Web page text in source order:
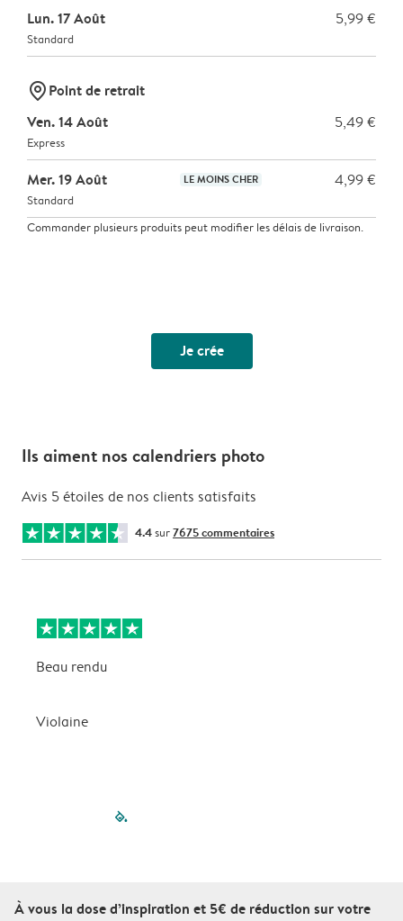
Lun. 17 Août 5,99 €
Standard
marker-pinPoint de retrait
Ven. 14 Août
5,49 €
Express
Mer. 19 Août LE MOINS CHER 4,99 €
Standard
Commander plusieurs produits peut modifier les délais de livraison.
Je crée
Ils aiment nos calendriers photo
Avis 5 étoiles de nos clients satisfaits
4.4sur7675 commentaires
Beau rendu
Violaine
filled-pagination
À vous la dose d’inspiration et 5€ de réduction sur votre